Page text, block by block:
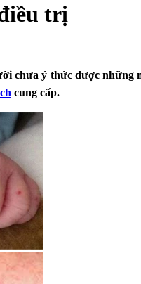
trị
chưa ý thức được những
cung cấp.